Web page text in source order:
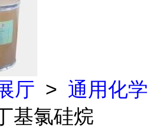
厅 > 通用化学
基氯硅烷